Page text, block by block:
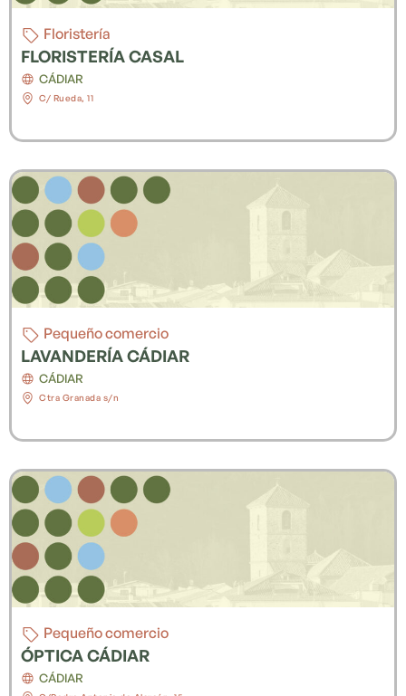
Floristería
FLORISTERÍA CASAL
CÁDIAR
C/ Rueda, 11
Pequeño comercio
LAVANDERÍA CÁDIAR
CÁDIAR
Ctra Granada s/n
Pequeño comercio
ÓPTICA CÁDIAR
CÁDIAR